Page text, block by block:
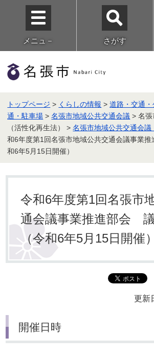
メニュ－ さがす
トップページ > くらしの情報 >道路・交通
通・駐車場 >名張市地域公共交通会議 > 名
（活性化再生法） >名張市地域公共交通会議
和6年度第1回名張市地域公共交通会議事業
和6年5月15日開催）
令和6年度第1回名張市
通会議事業推進部会
（令和6年5月15日開催）
更新
開催日時